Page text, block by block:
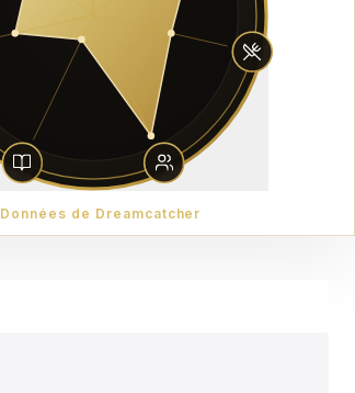
Données de Dreamcatcher